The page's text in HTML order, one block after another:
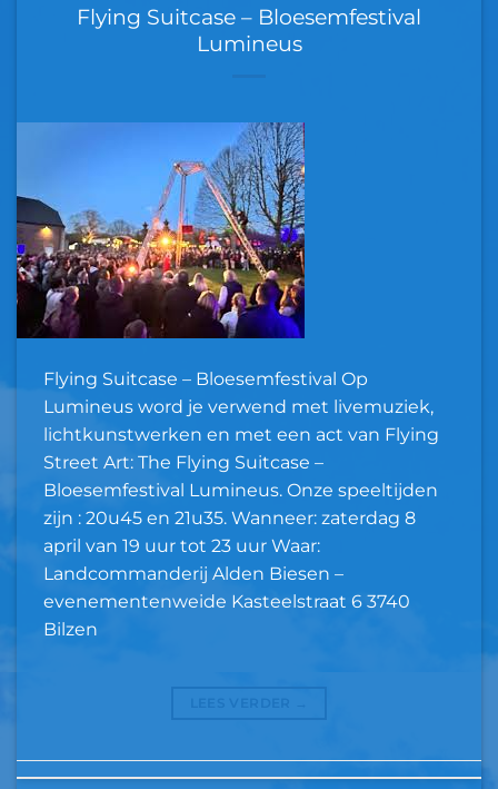
Flying Suitcase – Bloesemfestival
Lumineus
Flying Suitcase – Bloesemfestival Op
Lumineus word je verwend met livemuziek,
lichtkunstwerken en met een act van Flying
Street Art: The Flying Suitcase –
Bloesemfestival Lumineus. Onze speeltijden
zijn : 20u45 en 21u35. Wanneer: zaterdag 8
april van 19 uur tot 23 uur Waar:
Landcommanderij Alden Biesen –
evenementenweide Kasteelstraat 6 3740
Bilzen